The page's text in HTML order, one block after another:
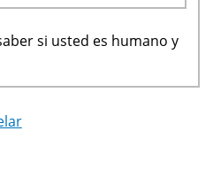
si usted es humano y